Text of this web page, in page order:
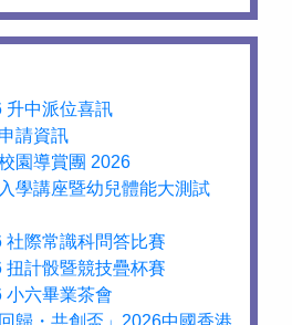
升中派位喜訊
請資訊
園導賞團 2026
學講座暨幼兒體能大測試
社際常識科問答比賽
扭計骰暨競技疊杯賽
小六畢業茶會
歸・共創盃」2026中國香港